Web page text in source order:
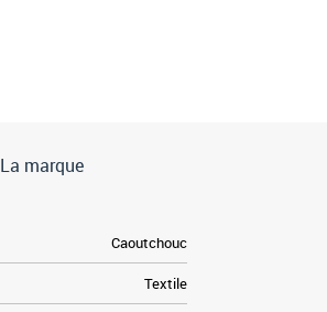
La marque
Caoutchouc
Textile